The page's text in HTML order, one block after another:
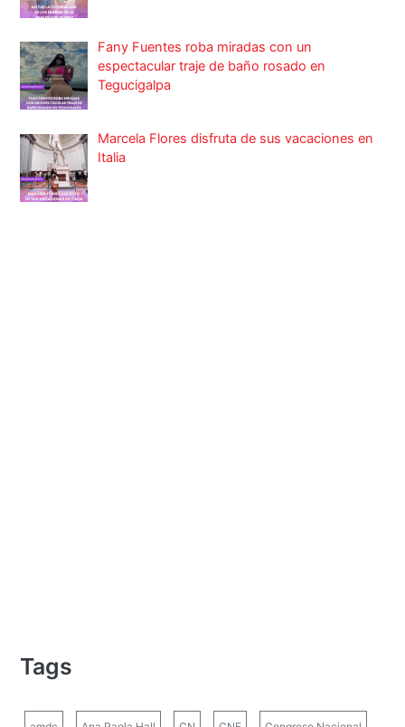
Fany Fuentes roba miradas con un
espectacular traje de baño rosado en
Tegucigalpa
Marcela Flores disfruta de sus vacaciones en
Italia
Tags